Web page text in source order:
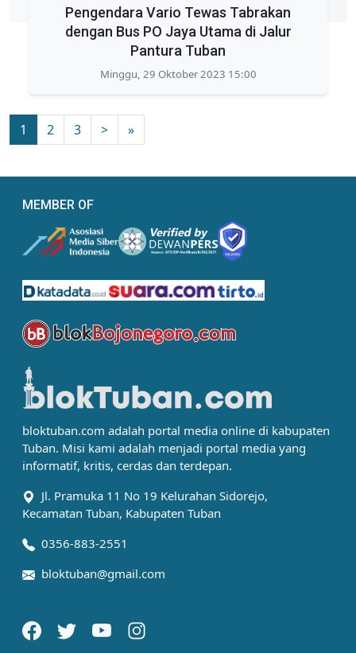
Pengendara Vario Tewas Tabrakan
dengan Bus PO Jaya Utama di Jalur
Pantura Tuban
Minggu, 29 Oktober 2023 15:00
1 2 3 > »
MEMBER OF
bloktuban.com adalah portal media online di kabupaten
Tuban. Misi kami adalah menjadi portal media yang
informatif, kritis, cerdas dan terdepan.
Jl. Pramuka 11 No 19 Kelurahan Sidorejo,
Kecamatan Tuban, Kabupaten Tuban
0356-883-2551
bloktuban@gmail.com